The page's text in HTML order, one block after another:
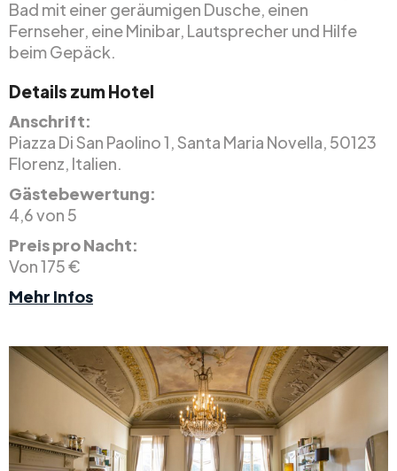
Bad mit einer geräumigen Dusche, einen
Fernseher, eine Minibar, Lautsprecher und Hilfe
beim Gepäck.
Details zum Hotel
Anschrift:
Piazza Di San Paolino 1, Santa Maria Novella, 50123
Florenz, Italien.
Gästebewertung:
4,6 von 5
Preis pro Nacht:
Von 175 €
Mehr Infos